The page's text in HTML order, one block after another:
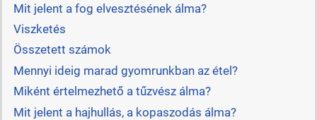
Mit jelent a fog elvesztésének álma?
Viszketés
Összetett számok
Mennyi ideig marad gyomrunkban az étel?
Miként értelmezhető a tűzvész álma?
Mit jelent a hajhullás, a kopaszodás álma?